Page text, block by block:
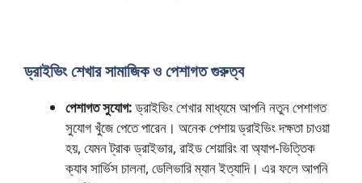
ড্রাইভিং শেখার সামাজিক ও পেশাগত গুরুত্ব
পেশাগত সুযোগ:ড্রাইভিং শেখার মাধ্যমে আপনি নতুন পেশাগত
সুযোগ খুঁজে পেতে পারেন। অনেক পেশায় ড্রাইভিং দক্ষতা চাওয়া
হয়, যেমন ট্রাক ড্রাইভার, রাইড শেয়ারিং বা অ্যাপ-ভিত্তিক
ক্যাব সার্ভিস চালনা, ডেলিভারি ম্যান ইত্যাদি। এর ফলে আপনি